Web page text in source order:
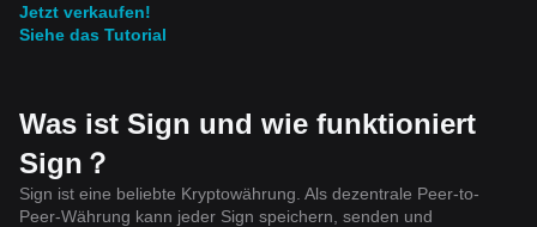
Jetzt verkaufen!
Siehe das Tutorial
Was ist Sign und wie funktioniert
Sign？
Sign ist eine beliebte Kryptowährung. Als dezentrale Peer-to-
Peer-Währung kann jeder Sign speichern, senden und